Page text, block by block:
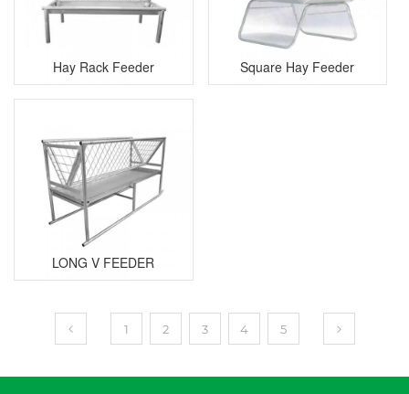
Hay Rack Feeder Square Hay Feeder
LONG V FEEDER
1 2 3 4 5